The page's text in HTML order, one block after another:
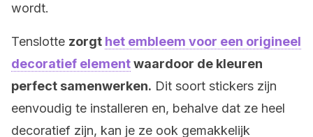
wordt.
Tenslotte zorgt het embleem voor een origineel
decoratief elementwaardoor de kleuren
perfect samenwerken. Dit soort stickers zijn
eenvoudig te installeren en, behalve dat ze heel
decoratief zijn, kan je ze ook gemakkelijk